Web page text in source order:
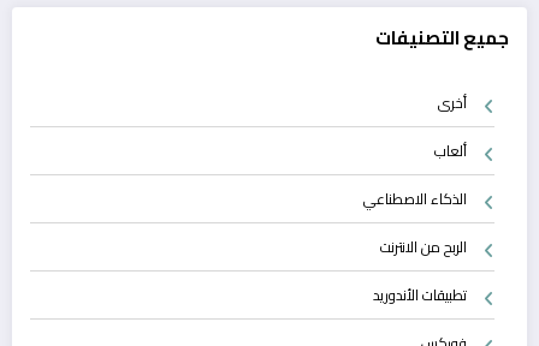
جميع التصنيفات
أخرى
ألعاب
الذكاء الاصطناعي
الربح من الانترنت
تطبيقات الأندوريد